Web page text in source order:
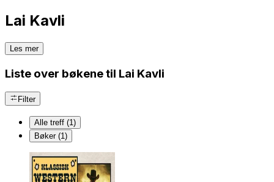
Lai Kavli
Les mer
Liste over bøkene til Lai Kavli
Filter
Alle treff (1)
Bøker (1)